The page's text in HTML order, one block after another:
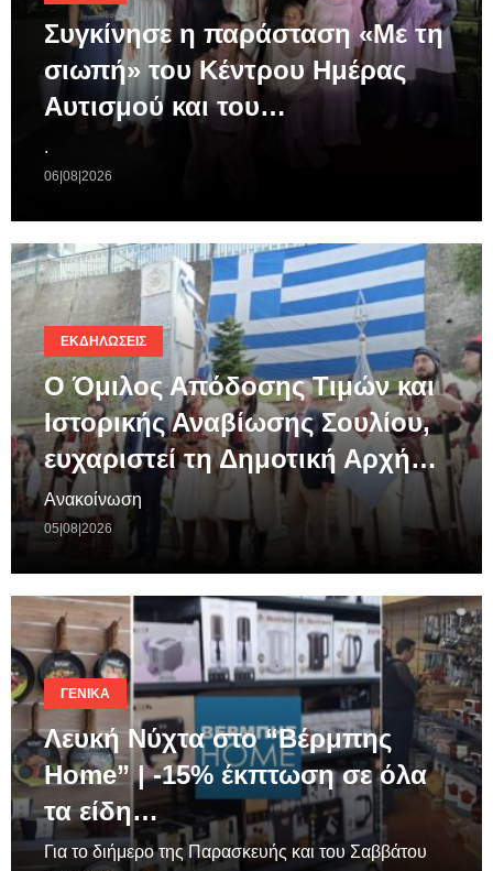
Συγκίνησε η παράσταση «Με τη
σιωπή» του Κέντρου Ημέρας
Αυτισμού και του…
.
06|08|2026
ΕΚΔΗΛΏΣΕΙΣ
Ο Όμιλος Απόδοσης Τιμών και
Ιστορικής Αναβίωσης Σουλίου,
ευχαριστεί τη Δημοτική Αρχή…
Ανακοίνωση
05|08|2026
ΓΕΝΙΚΆ
Λευκή Νύχτα στο “Βέρμπης
Home” | -15% έκπτωση σε όλα
τα είδη…
Για το διήμερο της Παρασκευής και του Σαββάτου